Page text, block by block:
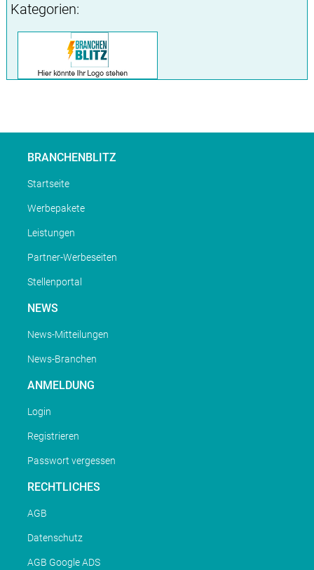
Kategorien:
BRANCHENBLITZ
Startseite
Werbepakete
Leistungen
Partner-Werbeseiten
Stellenportal
NEWS
News-Mitteilungen
News-Branchen
ANMELDUNG
Login
Registrieren
Passwort vergessen
RECHTLICHES
AGB
Datenschutz
AGB Google ADS